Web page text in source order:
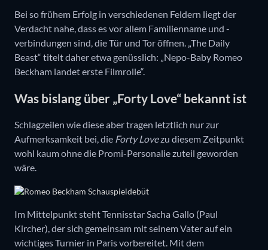
Bei so frühem Erfolg in verschiedenen Feldern liegt der
Verdacht nahe, dass es vor allem Familienname und -
verbindungen sind, die Tür und Tor öffnen. „The Daily
Beast“ titelt daher etwa genüsslich: „Nepo-Baby Romeo
Beckham landet erste Filmrolle“.
Was bislang über „Forty Love“ bekannt ist
Schlagzeilen wie diese aber tragen letztlich nur zur
Aufmerksamkeit bei, die Forty Lovezu diesem Zeitpunkt
wohl kaum ohne die Promi-Personalie zuteil geworden
wäre.
Im Mittelpunkt steht Tennisstar Sacha Gallo (Paul
Kircher), der sich gemeinsam mit seinem Vater auf ein
wichtiges Turnier in Paris vorbereitet. Mit dem